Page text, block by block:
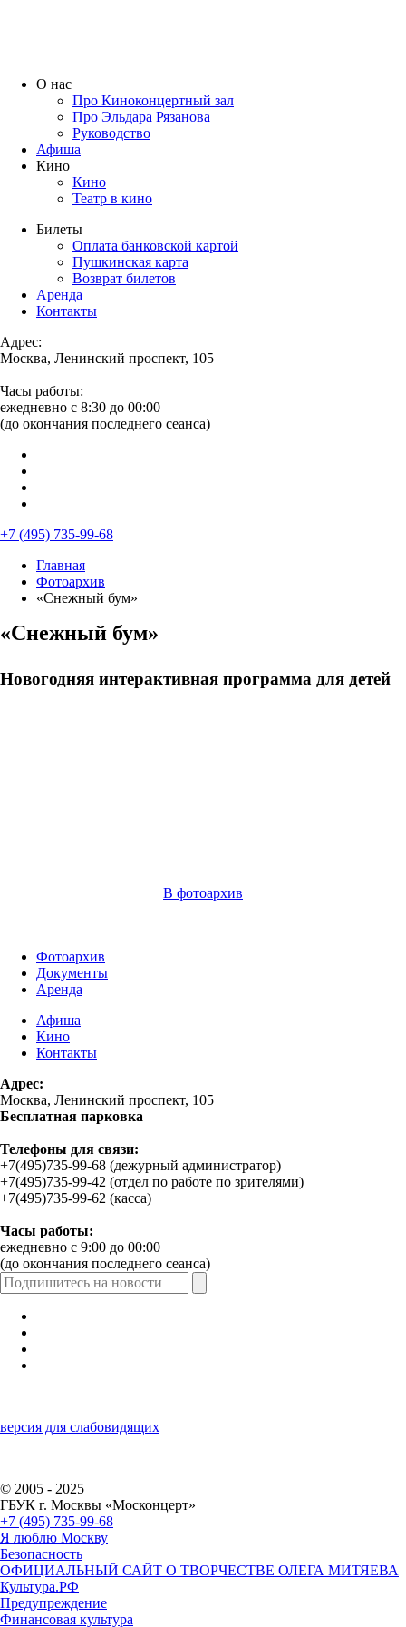
О нас
Про Киноконцертный зал
Про Эльдара Рязанова
Руководство
Афиша
Кино
Кино
Театр в кино
Билеты
Оплата банковской картой
Пушкинская карта
Возврат билетов
Аренда
Контакты
Адрес:
Москва, Ленинский проспект, 105
Часы работы:
ежедневно с 8:30 до 00:00
(до окончания последнего сеанса)
+7 (495) 735-99-68
Главная
Фотоархив
«Снежный бум»
«Снежный бум»
Новогодняя интерактивная программа для детей
В фотоархив
Фотоархив
Документы
Аренда
Афиша
Кино
Контакты
Адрес:
Москва, Ленинский проспект, 105
Бесплатная парковка
Телефоны для связи:
+7(495)735-99-68 (дежурный администратор)
+7(495)735-99-42 (отдел по работе по зрителями)
+7(495)735-99-62 (касса)
Часы работы:
ежедневно с 9:00 до 00:00
(до окончания последнего сеанса)
версия для слабовидящих
© 2005 - 2025
ГБУК г. Москвы «Москонцерт»
+7 (495) 735-99-68
Я люблю Москву
Безопасность
ОФИЦИАЛЬНЫЙ САЙТ О ТВОРЧЕСТВЕ ОЛЕГА МИТЯЕВА
Культура.РФ
Предупреждение
Финансовая культура